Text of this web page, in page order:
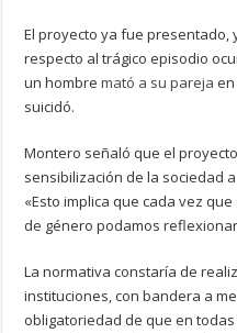
El proyecto ya fue presentado,
respecto al trágico episodio
un hombremató a su pareja
suicidó.
Montero señaló que el
sensibilización de la sociedad
«Esto implica que cada vez
de género podamos
La normativa constaría de
instituciones, con bandera a
obligatoriedad de que en